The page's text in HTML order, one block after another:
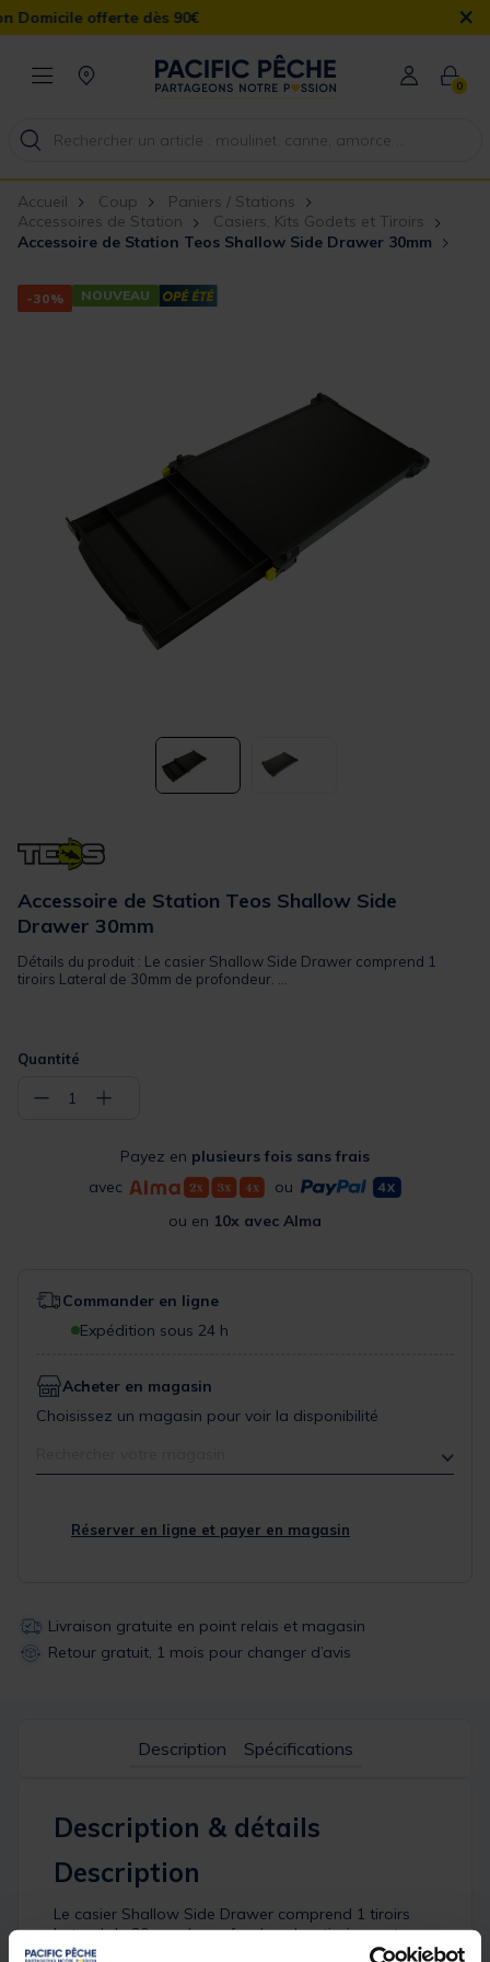
offerte dès 90€ ×
0
Accueil Coup
Paniers / Stations
Accessoires de Station
Casiers, Kits Godets et Tiroirs
Accessoire de Station Teos Shallow Side Drawer 30mm
-30% NOUVEAU
Accessoire de Station Teos Shallow Side
Drawer 30mm
Détails du produit : Le casier Shallow Side Drawer comprend 1
tiroirs Lateral de 30mm de profondeur. ...
Quantité
− 1 +
Payez en plusieurs fois sans frais
avec
ou
ou en 10x avec Alma
Commander en ligne
Expédition sous 24 h
Acheter en magasin
Choisissez un magasin pour voir la disponibilité
Réserver en ligne et payer en magasin
Livraison gratuite en point relais et magasin
Retour gratuit, 1 mois pour changer d’avis
Description Spécifications
Description & détails
Description
Le casier Shallow Side Drawer comprend 1 tiroirs
Lateral de 30mm de profondeur. Les tiroirs sont
compartimentés de manière à stocker facilement